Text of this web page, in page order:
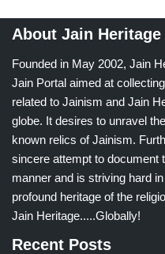
About Jain Heritage
Founded in May 2002, Jain
Jain Portal aimed at
related to Jainism and Jain
globe. It desires to unravel
known relics of Jainism.
sincere attempt to document
manner and is striving hard
profound heritage of the
Jain Heritage.....Globally!
Recent Posts